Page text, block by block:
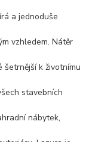
a jednoduše
vzhledem. Nátěr
šetrnější k životnímu
stavebních
nábytek,